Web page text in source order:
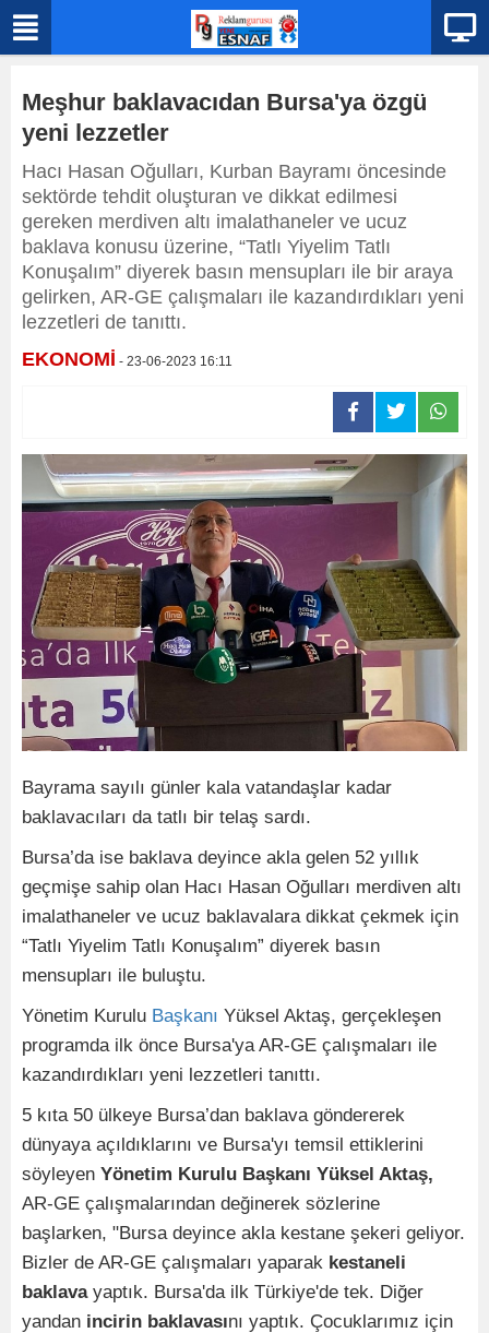
Meşhur baklavacıdan Bursa'ya özgü
yeni lezzetler
Hacı Hasan Oğulları, Kurban Bayramı öncesinde
sektörde tehdit oluşturan ve dikkat edilmesi
gereken merdiven altı imalathaneler ve ucuz
baklava konusu üzerine, “Tatlı Yiyelim Tatlı
Konuşalım” diyerek basın mensupları ile bir araya
gelirken, AR-GE çalışmaları ile kazandırdıkları yeni
lezzetleri de tanıttı.
EKONOMİ - 23-06-2023 16:11
Bayrama sayılı günler kala vatandaşlar kadar
baklavacıları da tatlı bir telaş sardı.
Bursa’da ise baklava deyince akla gelen 52 yıllık
geçmişe sahip olan Hacı Hasan Oğulları merdiven altı
imalathaneler ve ucuz baklavalara dikkat çekmek için
“Tatlı Yiyelim Tatlı Konuşalım” diyerek basın
mensupları ile buluştu.
Yönetim Kurulu Başkanı Yüksel Aktaş, gerçekleşen
programda ilk önce Bursa'ya AR-GE çalışmaları ile
kazandırdıkları yeni lezzetleri tanıttı.
5 kıta 50 ülkeye Bursa’dan baklava göndererek
dünyaya açıldıklarını ve Bursa'yı temsil ettiklerini
söyleyen Yönetim Kurulu Başkanı Yüksel Aktaş,
AR-GE çalışmalarından değinerek sözlerine
başlarken, "Bursa deyince akla kestane şekeri geliyor.
Bizler de AR-GE çalışmaları yaparak kestaneli
baklava yaptık. Bursa'da ilk Türkiye'de tek. Diğer
yandan incirin baklavasını yaptık. Çocuklarımız için